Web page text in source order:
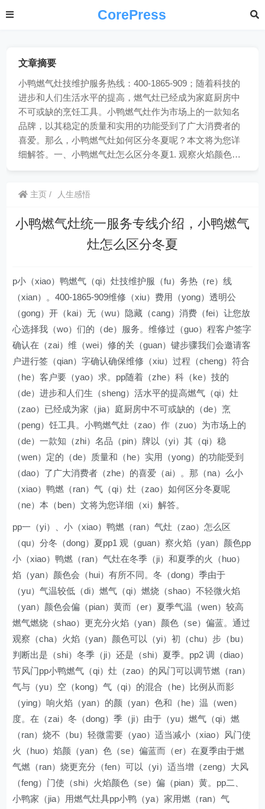
CorePress
文章摘要
小鸭燃气灶技维护服务热线：400-1865-909；随着科技的
进步和人们生活水平的提高，燃气灶已经成为家庭厨房中
不可或缺的烹饪工具。小鸭燃气灶作为市场上的一款知名
品牌，以其稳定的质量和实用的功能受到了广大消费者的
喜爱。那么，小鸭燃气灶如何区分冬夏呢？本文将为您详
细解答。一、小鸭燃气灶怎么区分冬夏1. 观察火焰颜色…
主页 人生感悟
小鸭燃气灶统一服务专线介绍，小鸭燃气
灶怎么区分冬夏
p小（xiao）鸭燃气（qi）灶技维护服（fu）务热（re）线
（xian）。400-1865-909维修（xiu）费用（yong）透明公
（gong）开（kai）无（wu）隐藏（cang）消费（fei）让您放
心选择我（wo）们的（de）服务。维修过（guo）程客户签字
确认在（zai）维（wei）修的关（guan）键步骤我们会邀请客
户进行签（qian）字确认确保维修（xiu）过程（cheng）符合
（he）客户要（yao）求。pp随着（zhe）科（ke）技的
（de）进步和人们生（sheng）活水平的提高燃气（qi）灶
（zao）已经成为家（jia）庭厨房中不可或缺的（de）烹
（peng）饪工具。小鸭燃气灶（zao）作（zuo）为市场上的
（de）一款知（zhi）名品（pin）牌以（yi）其（qi）稳
（wen）定的（de）质量和（he）实用（yong）的功能受到
（dao）了广大消费者（zhe）的喜爱（ai）。那（na）么小
（xiao）鸭燃（ran）气（qi）灶（zao）如何区分冬夏呢
（ne）本（ben）文将为您详细（xi）解答。
pp一（yi）、小（xiao）鸭燃（ran）气灶（zao）怎么区
（qu）分冬（dong）夏pp1 观（guan）察火焰（yan）颜色pp
小（xiao）鸭燃（ran）气灶在冬季（ji）和夏季的火（huo）
焰（yan）颜色会（hui）有所不同。冬（dong）季由于
（yu）气温较低（di）燃气（qi）燃烧（shao）不轻微火焰
（yan）颜色会偏（pian）黄而（er）夏季气温（wen）较高
燃气燃烧（shao）更充分火焰（yan）颜色（se）偏蓝。通过
观察（cha）火焰（yan）颜色可以（yi）初（chu）步（bu）
判断出是（shi）冬季（ji）还是（shi）夏季。pp2 调（diao）
节风门pp小鸭燃气（qi）灶（zao）的风门可以调节燃（ran）
气与（yu）空（kong）气（qi）的混合（he）比例从而影
（ying）响火焰（yan）的颜（yan）色和（he）温（wen）
度。在（zai）冬（dong）季（ji）由于（yu）燃气（qi）燃
（ran）烧不（bu）轻微需要（yao）适当减小（xiao）风门使
火（huo）焰颜（yan）色（se）偏蓝而（er）在夏季由于燃
气燃（ran）烧更充分（fen）可以（yi）适当增（zeng）大风
（feng）门使（shi）火焰颜色（se）偏（pian）黄。pp二、
小鸭家（jia）用燃气灶具pp小鸭（ya）家用燃（ran）气